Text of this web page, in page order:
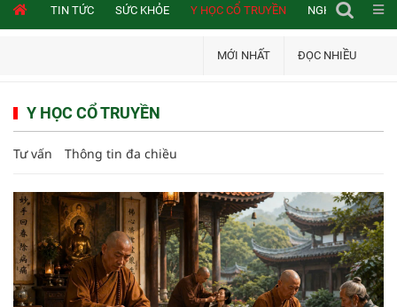
TIN TỨC SỨC KHỎE Y HỌC CỔ TRUYỀN NGHIÊN CỨU
MỚI NHẤT ĐỌC NHIỀU
Y HỌC CỔ TRUYỀN
Tư vấn Thông tin đa chiều